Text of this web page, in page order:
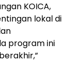
KOICA,
lokal di
program ini